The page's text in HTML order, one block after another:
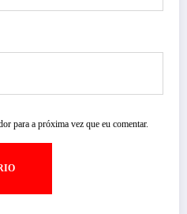
para a próxima vez que eu comentar.